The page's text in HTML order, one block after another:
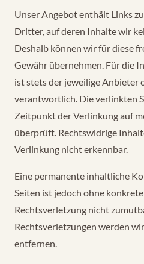
Unser Angebot enthält Links
Dritter, auf deren Inhalte wir
Deshalb können wir für diese
Gewähr übernehmen. Für die
ist stets der jeweilige Anbieter
verantwortlich. Die verlinkten
Zeitpunkt der Verlinkung auf
überprüft. Rechtswidrige
Verlinkung nicht erkennbar.
Eine permanente inhaltliche
Seiten ist jedoch ohne
Rechtsverletzung nicht
Rechtsverletzungen werden
entfernen.